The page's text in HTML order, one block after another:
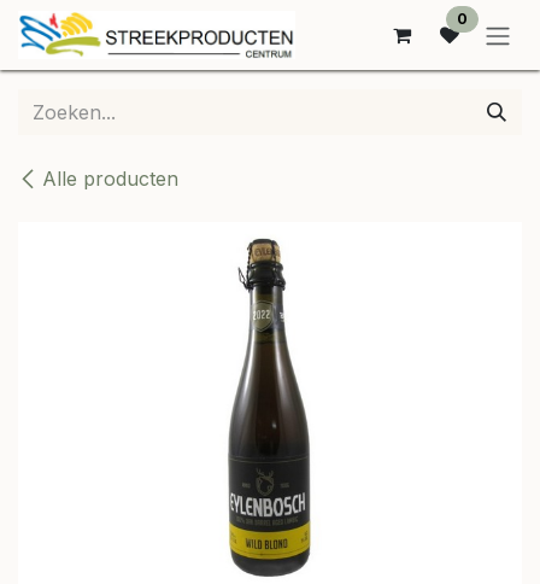
OVERSLAAN NAAR INHOUD
0
Alle producten